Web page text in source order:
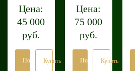
Цена:
45 000
руб.
ПодробнееКупить
Цена:
75 000
руб.
ПодробнееКупить